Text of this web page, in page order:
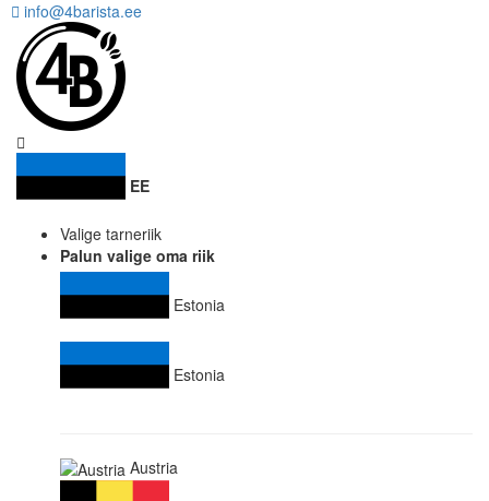
info@4barista.ee
EE
Valige tarneriik
Palun valige oma riik
Estonia
Estonia
Austria